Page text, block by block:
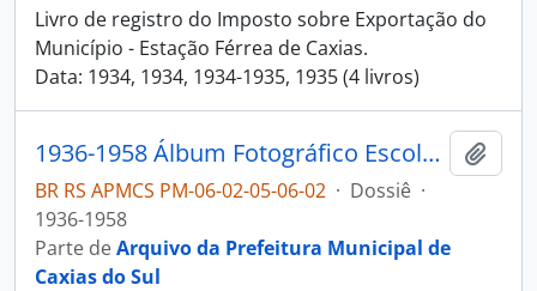
Livro de registro do Imposto sobre Exportação do
Município - Estação Férrea de Caxias.
Data: 1934, 1934, 1934-1935, 1935 (4 livros)
1936-1958 Álbum Fotográfico Escola Normal Duque de Caxias
BR RS APMCS PM-06-02-05-06-02 · Dossiê ·
1936-1958
Parte deArquivo da Prefeitura Municipal de
Caxias do Sul